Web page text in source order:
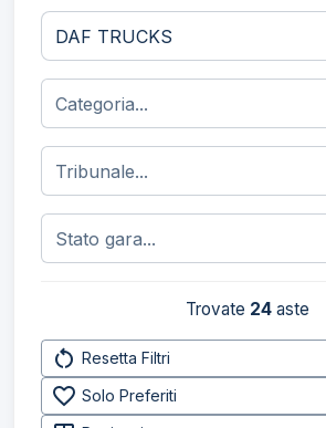
Trovate 24 aste
restart_alt Resetta Filtri
favorite_border Solo Preferiti